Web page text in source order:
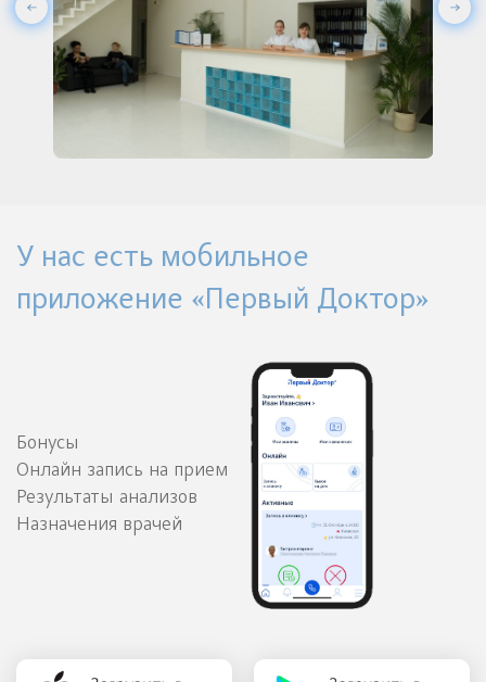
У нас есть мобильное
приложение «Первый Доктор»
Бонусы
Онлайн запись на прием
Результаты анализов
Назначения врачей